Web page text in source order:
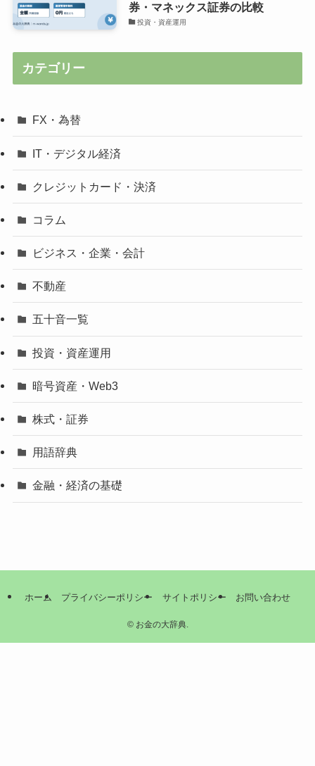
券・マネックス証券の比較
投資・資産運用
カテゴリー
FX・為替
IT・デジタル経済
クレジットカード・決済
コラム
ビジネス・企業・会計
不動産
五十音一覧
投資・資産運用
暗号資産・Web3
株式・証券
用語辞典
金融・経済の基礎
ホーム プライバシーポリシー サイトポリシー お問い合わせ
©お金の大辞典.